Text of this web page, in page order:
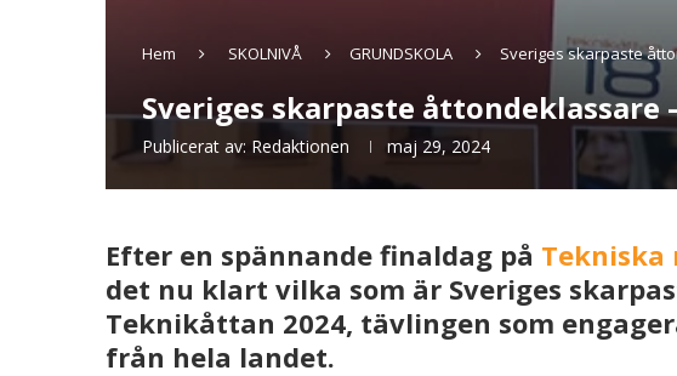
Hem SKOLNIVÅ GRUNDSKOLA Sveriges skarpaste
Sveriges skarpaste åttondeklassare
Publicerat av: Redaktionen maj 29, 2024
Efter en spännande finaldag på Tekniska
det nu klart vilka som är Sveriges
Teknikåttan 2024, tävlingen som
från hela landet.